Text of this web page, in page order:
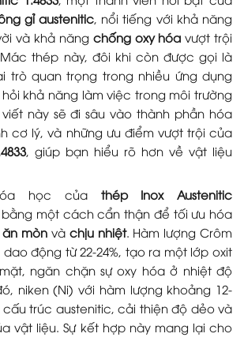
gỉ austenitic , nổi tiếng với khả năng
và khả năng chống oxy hóa vượt trội
thép này, đôi khi còn được gọi là
trò quan trọng trong nhiều ứng dụng
khả năng làm việc trong môi trường
này sẽ đi sâu vào thành phần hóa
cơ lý, và những ưu điểm vượt trội của
, giúp bạn hiểu rõ hơn về vật liệu
học của thép Inox Austenitic
một cách cẩn thận để tối ưu hóa
mòn và chịu nhiệt. Hàm lượng Crôm
động từ 22-24%, tạo ra một lớp oxit
ngăn chặn sự oxy hóa ở nhiệt độ
niken (Ni) với hàm lượng khoảng 12-
cấu trúc austenitic, cải thiện độ dẻo và
vật liệu. Sự kết hợp này mang lại cho